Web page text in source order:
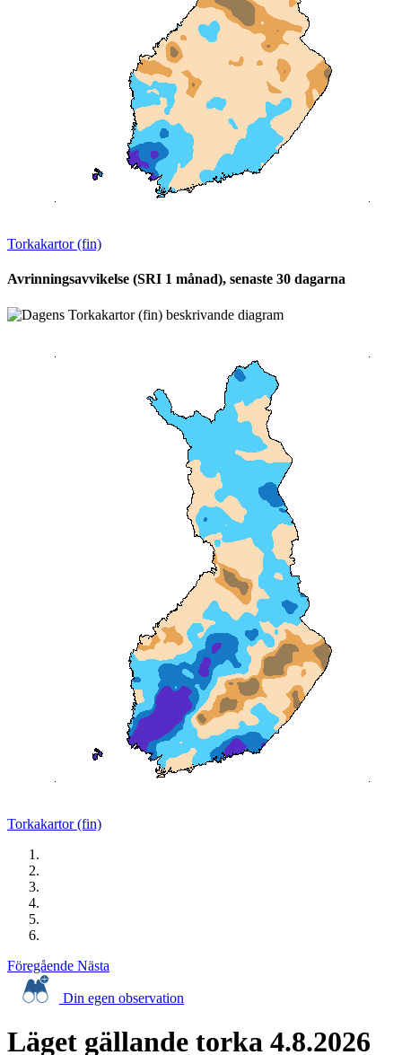
Torkakartor (fin)
Avrinningsavvikelse (SRI 1 månad), senaste 30 dagarna
Torkakartor (fin)
Föregående Nästa
Din egen observation
Läget gällande torka 4.8.2026